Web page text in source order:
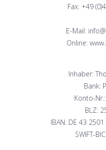
Fax: +49
E-Mail:
Online:
Inhaber:
Bank:
Konto-
BLZ:
IBAN: DE 43
SWIFT-